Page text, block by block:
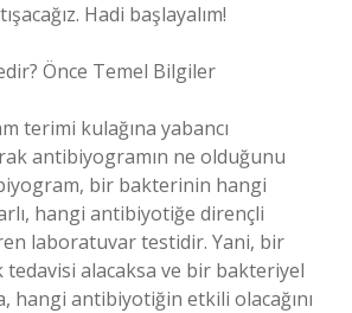
Hadi başlayalım!
Önce Temel Bilgiler
terimi kulağına yabancı
antibiyogramın ne olduğunu
bir bakterinin hangi
hangi antibiyotiğe dirençli
laboratuvar testidir. Yani, bir
alacaksa ve bir bakteriyel
hangi antibiyotiğin etkili olacağını